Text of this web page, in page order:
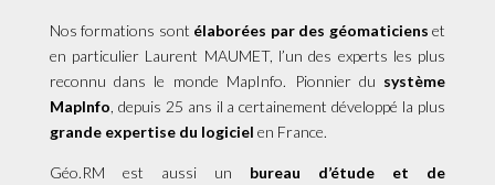
Nos formations sont élaborées par des géomaticienset
en particulier Laurent MAUMET, l’un des experts les plus
reconnu dans le monde MapInfo. Pionnier du système
MapInfo , depuis 25 ans il a certainement développé la plus
grande expertise du logiciel en France.
Géo.RM est aussi un bureau d’étude et de